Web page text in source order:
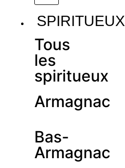
SPIRITUEUX
Tous
les
spiritueux
Armagnac
Bas-
Armagnac